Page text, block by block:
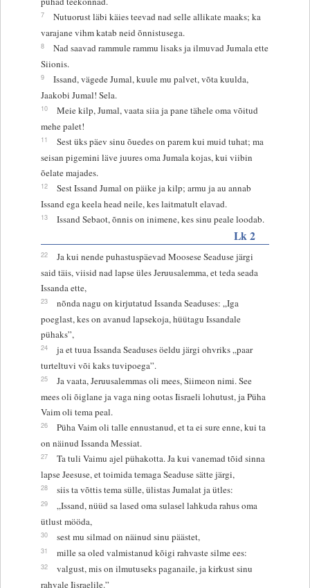
7
Nutuorust läbi käies teevad nad selle allikate maaks; ka
varajane vihm katab neid õnnistusega.
8
Nad saavad rammule rammu lisaks ja ilmuvad Jumala ette
Siionis.
9
Issand, vägede Jumal, kuule mu palvet, võta kuulda,
Jaakobi Jumal! Sela.
10
Meie kilp, Jumal, vaata siia ja pane tähele oma võitud
mehe palet!
11
Sest üks päev sinu õuedes on parem kui muid tuhat; ma
seisan pigemini läve juures oma Jumala kojas, kui viibin
õelate majades.
12
Sest Issand Jumal on päike ja kilp; armu ja au annab
Issand ega keela head neile, kes laitmatult elavad.
13 Issand Sebaot, õnnis on inimene, kes sinu peale loodab.
Lk 2
22
Ja kui nende puhastuspäevad Moosese Seaduse järgi
said täis, viisid nad lapse üles Jeruusalemma, et teda seada
Issanda ette,
23
nõnda nagu on kirjutatud Issanda Seaduses: „Iga
poeglast, kes on avanud lapsekoja, hüütagu Issandale
pühaks”,
24
ja et tuua Issanda Seaduses öeldu järgi ohvriks „paar
turteltuvi või kaks tuvipoega”.
25
Ja vaata, Jeruusalemmas oli mees, Siimeon nimi. See
mees oli õiglane ja vaga ning ootas Iisraeli lohutust, ja Püha
Vaim oli tema peal.
26
Püha Vaim oli talle ennustanud, et ta ei sure enne, kui ta
on näinud Issanda Messiat.
27
Ta tuli Vaimu ajel pühakotta. Ja kui vanemad tõid sinna
lapse Jeesuse, et toimida temaga Seaduse sätte järgi,
28 siis ta võttis tema sülle, ülistas Jumalat ja ütles:
29
„Issand, nüüd sa lased oma sulasel lahkuda rahus oma
ütlust mööda,
30 sest mu silmad on näinud sinu päästet,
31 mille sa oled valmistanud kõigi rahvaste silme ees:
32
valgust, mis on ilmutuseks paganaile, ja kirkust sinu
rahvale Iisraelile.”